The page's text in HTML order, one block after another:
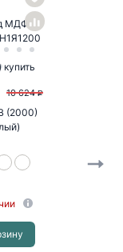
10 624 P
(2000)